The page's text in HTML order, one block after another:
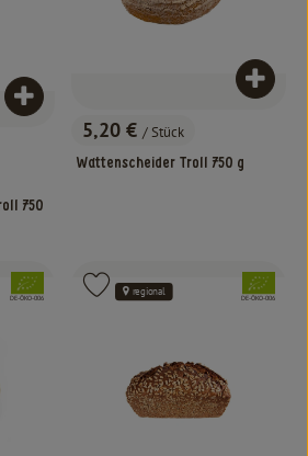
750
Produkt zum Warenkorb hinzufügen
, Preis:
5,20 € / Stück
Wattenscheider Troll 750 g
, Verband:
, Kontrollstelle:
DE-ÖKO-006
, Verband:
, Kontrollstelle:
DE-ÖKO-006
regional
Produkt zu Favouriten hinzufügen